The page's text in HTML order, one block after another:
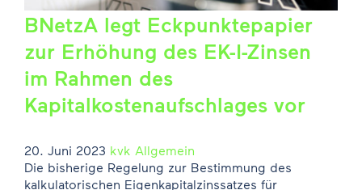
BNetzA legt Eckpunktepapier
zur Erhöhung des EK-I-Zinsen
im Rahmen des
Kapitalkostenaufschlages vor
20. Juni 2023 kvk Allgemein
Die bisherige Regelung zur Bestimmung des
kalkulatorischen Eigenkapitalzinssatzes für